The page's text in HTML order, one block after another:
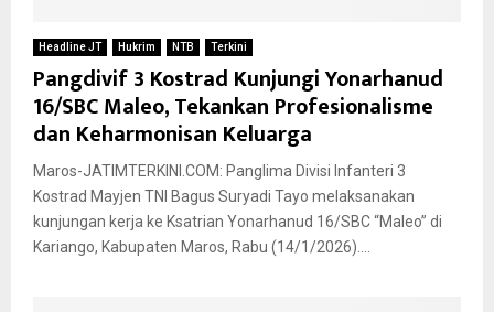
Headline JT Hukrim NTB Terkini
Pangdivif 3 Kostrad Kunjungi Yonarhanud
16/SBC Maleo, Tekankan Profesionalisme
dan Keharmonisan Keluarga
Maros-JATIMTERKINI.COM: Panglima Divisi Infanteri 3
Kostrad Mayjen TNI Bagus Suryadi Tayo melaksanakan
kunjungan kerja ke Ksatrian Yonarhanud 16/SBC “Maleo” di
Kariango, Kabupaten Maros, Rabu (14/1/2026)....